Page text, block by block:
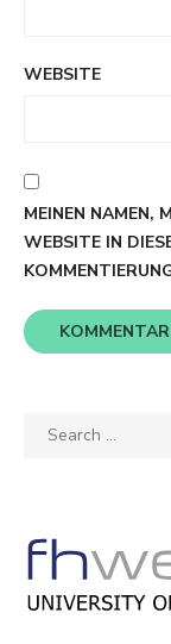
WEBSITE
MEINEN NAMEN,
WEBSITE IN
Search